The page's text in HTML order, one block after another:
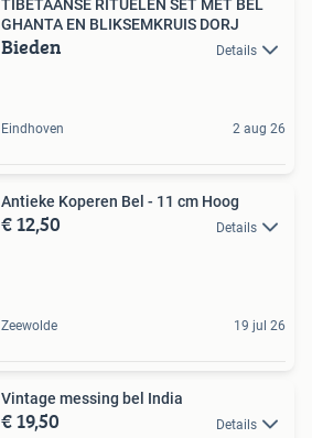
TIBETAANSE RITUELEN SET MET BEL
GHANTA EN BLIKSEMKRUIS DORJ
Bieden Details
Eindhoven 2 aug 26
Antieke Koperen Bel - 11 cm Hoog
€ 12,50 Details
Zeewolde 19 jul 26
Vintage messing bel India
€ 19,50 Details